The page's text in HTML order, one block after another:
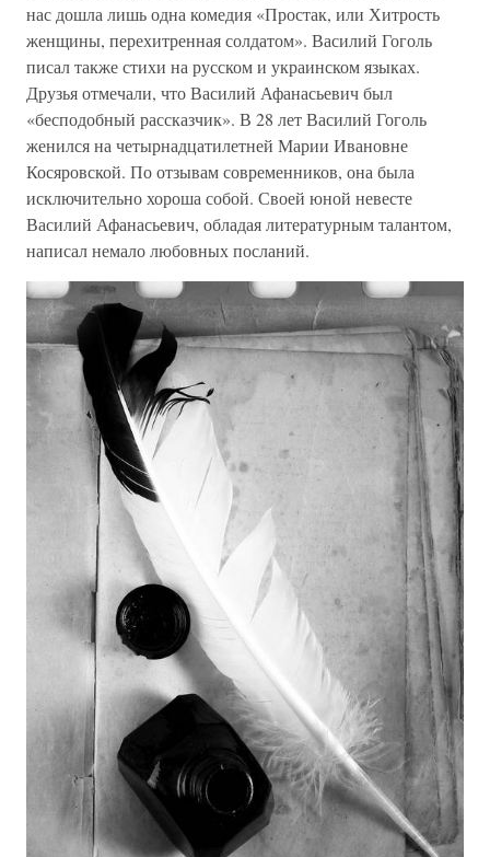
нас дошла лишь одна комедия «Простак, или Хитрость
женщины, перехитренная солдатом». Василий Гоголь
писал также стихи на русском и украинском языках.
Друзья отмечали, что Василий Афанасьевич был
«бесподобный рассказчик». В 28 лет Василий Гоголь
женился на четырнадцатилетней Марии Ивановне
Косяровской. По отзывам современников, она была
исключительно хороша собой. Своей юной невесте
Василий Афанасьевич, обладая литературным талантом,
написал немало любовных посланий.